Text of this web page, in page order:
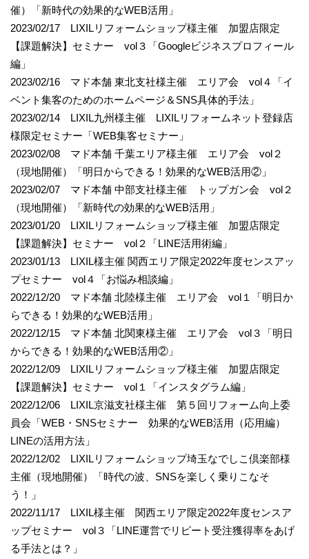
催）「新時代の効果的なWEB活用」
2023/02/17 LIXILリフォームショップ様主催 加盟店限定
【課題解決】セミナー vol３「Googleビジネスプロフィール
編」
2023/02/16 マド本舗 東北支社様主催 エリア会 vol４「イ
ベント集客のためのホームページ＆SNS具体的手法」
2023/02/14 LIXIL九州様主催 LIXILリフォームネット登録店
様限定セミナー「WEB集客セミナー」
2023/02/08 マド本舗 千葉エリア様主催 エリア会 vol２
（現地開催）「明日からできる！効果的なWEB活用②」
2023/02/07 マド本舗 中部支社様主催 トップガン会 vol２
（現地開催）「新時代の効果的なWEB活用」
2023/01/20 LIXILリフォームショップ様主催 加盟店限定
【課題解決】セミナー vol２「LINE活用術編」
2023/01/13 LIXIL様主催 関西エリア限定2022年度センスアッ
プセミナー vol４「お悩み相談編」
2022/12/20 マド本舗 北陸様主催 エリア会 vol１「明日か
らできる！効果的なWEB活用」
2022/12/15 マド本舗 北関東様主催 エリア会 vol３「明日
からできる！効果的なWEB活用②」
2022/12/09 LIXILリフォームショップ様主催 加盟店限定
【課題解決】セミナー vol１「インスタグラム編」
2022/12/06 LIXIL京滋支社様主催 第５回リフォーム向上委
員会「WEB・SNSセミナー 効果的なWEB活用（応用編）
LINEの活用方法」
2022/12/02 LIXILリフォームショップ埼玉なでしこ倶楽部様
主催（現地開催）「時代の波、SNSを楽しく乗りこなそ
う！」
2022/11/17 LIXIL様主催 関西エリア限定2022年度センスア
ップセミナー vol３「LINE運営でリピート受注獲得率をあげ
る手法とは？」